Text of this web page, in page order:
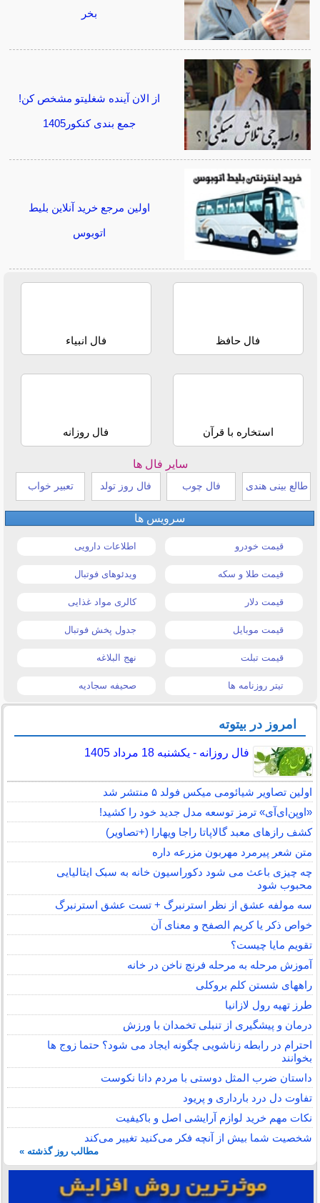
بخر
از الان آینده شغلیتو مشخص کن!
جمع بندی کنکور1405
اولین مرجع خرید آنلاین بلیط
اتوبوس
فال حافظ فال انبیاء
استخاره با قرآن فال روزانه
سایر فال ها
طالع بینی هندی فال چوب فال روز تولد تعبیر خواب
سرویس ها
قیمت خودرو اطلاعات دارویی
قیمت طلا و سکه ویدئوهای فوتبال
قیمت دلار کالری مواد غذایی
قیمت موبایل جدول پخش فوتبال
قیمت تبلت نهج البلاغه
تیتر روزنامه ها صحیفه سجادیه
امروز در بیتوته
فال روزانه - یکشنبه 18 مرداد 1405
اولین تصاویر شیائومی میکس فولد ۵ منتشر شد
«اوپن‌ای‌آی» ترمز توسعه مدل جدید خود را کشید!
کشف رازهای معبد گالاپاتا راجا ویهارا (+تصاویر)
متن شعر پیرمرد مهربون مزرعه داره
چه چیزی باعث می شود دکوراسیون خانه به سبک ایتالیایی
محبوب شود
سه مولفه عشق از نظر استرنبرگ + تست عشق استرنبرگ
خواص ذکر یا کریم الصفح و معنای آن
تقویم مایا چیست؟
آموزش مرحله به مرحله فرنچ ناخن در خانه
راههای شستن کلم بروکلی
طرز تهیه رول لازانیا
درمان و پیشگیری از تنبلی تخمدان با ورزش
احترام در رابطه زناشویی چگونه ایجاد می شود؟ حتما زوج ها
بخوانند
داستان ضرب المثل دوستی با مردم دانا نكوست
تفاوت دل درد بارداری و پریود
نکات مهم خرید لوازم آرایشی اصل و باکیفیت
شخصیت شما بیش از آنچه فکر می‌کنید تغییر می‌کند
مطالب روز گذشته »